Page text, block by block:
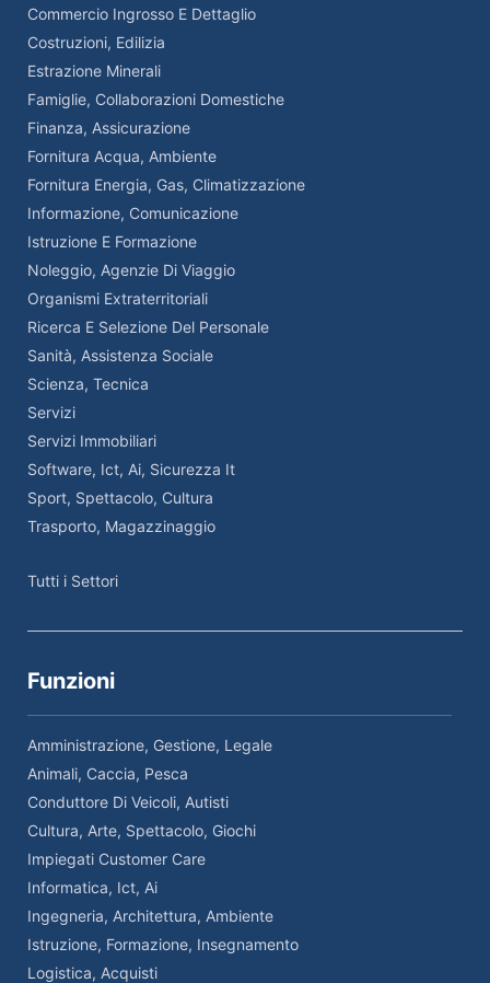
Commercio Ingrosso E Dettaglio
Costruzioni, Edilizia
Estrazione Minerali
Famiglie, Collaborazioni Domestiche
Finanza, Assicurazione
Fornitura Acqua, Ambiente
Fornitura Energia, Gas, Climatizzazione
Informazione, Comunicazione
Istruzione E Formazione
Noleggio, Agenzie Di Viaggio
Organismi Extraterritoriali
Ricerca E Selezione Del Personale
Sanità, Assistenza Sociale
Scienza, Tecnica
Servizi
Servizi Immobiliari
Software, Ict, Ai, Sicurezza It
Sport, Spettacolo, Cultura
Trasporto, Magazzinaggio
Tutti i Settori
Funzioni
Amministrazione, Gestione, Legale
Animali, Caccia, Pesca
Conduttore Di Veicoli, Autisti
Cultura, Arte, Spettacolo, Giochi
Impiegati Customer Care
Informatica, Ict, Ai
Ingegneria, Architettura, Ambiente
Istruzione, Formazione, Insegnamento
Logistica, Acquisti